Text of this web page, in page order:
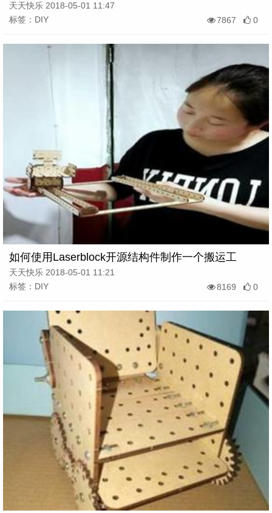
天天快乐 2018-05-01 11:47
标签：DIY
7867 0
如何使用Laserblock开源结构件制作一个搬运工
天天快乐 2018-05-01 11:21
标签：DIY
8169 0